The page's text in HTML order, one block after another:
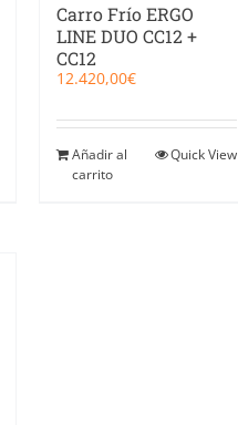
Carro Frío ERGO
LINE DUO CC12 +
CC12
12.420,00€
Añadir al
carrito
Quick View